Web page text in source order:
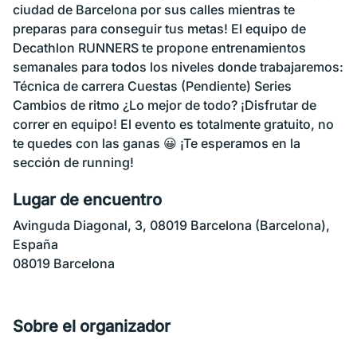
ciudad de Barcelona por sus calles mientras te
preparas para conseguir tus metas! El equipo de
Decathlon RUNNERS te propone entrenamientos
semanales para todos los niveles donde trabajaremos:
Técnica de carrera Cuestas (Pendiente) Series
Cambios de ritmo ¿Lo mejor de todo? ¡Disfrutar de
correr en equipo! El evento es totalmente gratuito, no
te quedes con las ganas 😀 ¡Te esperamos en la
sección de running!
Lugar de encuentro
Avinguda Diagonal, 3, 08019 Barcelona (Barcelona),
España
08019 Barcelona
Sobre el organizador